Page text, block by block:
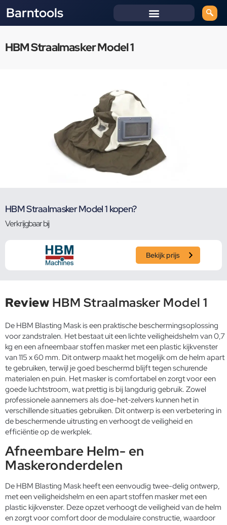
Barntools
HBM Straalmasker Model 1
HBM Straalmasker Model 1 kopen?
Verkrijgbaar bij
Bekijk prijs
Review HBM Straalmasker Model 1
De HBM Blasting Mask is een praktische beschermingsoplossing
voor zandstralen. Het bestaat uit een lichte veiligheidshelm van 0,7
kg en een afneembaar stoffen masker met een plastic kijkvenster
van 115 x 60 mm. Dit ontwerp maakt het mogelijk om de helm apart
te gebruiken, terwijl je goed beschermd blijft tegen schurende
materialen en puin. Het masker is comfortabel en zorgt voor een
goede luchtstroom, wat prettig is bij langdurig gebruik. Zowel
professionele aannemers als doe-het-zelvers kunnen het in
verschillende situaties gebruiken. Dit ontwerp is een verbetering in
de beschermende uitrusting en verhoogt de veiligheid en
efficiëntie op de werkplek.
Afneembare Helm- en
Maskeronderdelen
De HBM Blasting Mask heeft een eenvoudig twee-delig ontwerp,
met een veiligheidshelm en een apart stoffen masker met een
plastic kijkvenster. Deze opzet verhoogt de veiligheid van de helm
en zorgt voor comfort door de modulaire constructie, waardoor